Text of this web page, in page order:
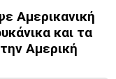
Αμερικανική
και τα
Αμερική